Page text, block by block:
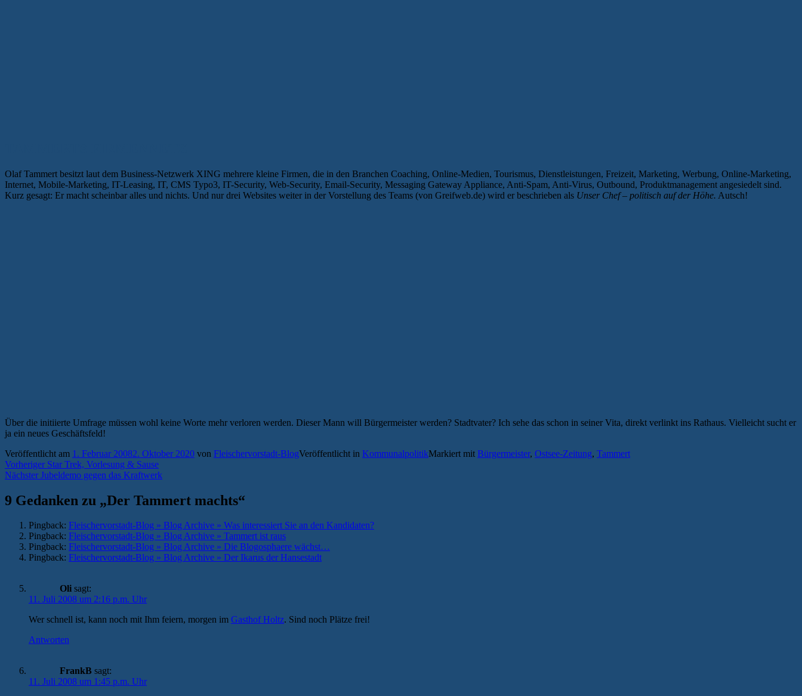
Olaf Tammert besitzt laut dem Business-Netzwerk XING mehrere kleine Firmen, die in den Branchen Coaching, Online-Medien, Tourismus, Dienstleistungen, Freizeit, Marketing, Werbung, Online-Marketing,
Internet, Mobile-Marketing, IT-Leasing, IT, CMS Typo3, IT-Security, Web-Security, Email-Security, Messaging Gateway Appliance, Anti-Spam, Anti-Virus, Outbound, Produktmanagement angesiedelt sind.
Kurz gesagt: Er macht scheinbar alles und nichts. Und nur drei Websites weiter in der Vorstellung des Teams (von Greifweb.de) wird er beschrieben als Unser Chef – politisch auf der Höhe. Autsch!
Über die initiierte Umfrage müssen wohl keine Worte mehr verloren werden. Dieser Mann will Bürgermeister werden? Stadtvater? Ich sehe das schon in seiner Vita, direkt verlinkt ins Rathaus. Vielleicht sucht er
ja ein neues Geschäftsfeld!
Veröffentlicht am 1. Februar 20082. Oktober 2020 von Fleischervorstadt-BlogVeröffentlicht in KommunalpolitikMarkiert mit Bürgermeister, Ostsee-Zeitung, Tammert
Beitragsnavigation
Vorheriger Vorheriger
Beitrag:
Star Trek, Vorlesung & Sause
Nächster Nächster
Jubeldemo gegen das Kraftwerk
9 Gedanken zu „Der Tammert machts“
Pingback: Fleischervorstadt-Blog » Blog Archive » Was interessiert Sie an den Kandidaten?
Pingback: Fleischervorstadt-Blog » Blog Archive » Tammert ist raus
Pingback: Fleischervorstadt-Blog » Blog Archive » Die Blogosphaere wächst…
Pingback: Fleischervorstadt-Blog » Blog Archive » Der Ikarus der Hansestadt
Oli sagt:
11. Juli 2008 um 2:16 p.m. Uhr
Wer schnell ist, kann noch mit Ihm feiern, morgen im Gasthof Holtz. Sind noch Plätze frei!
Antworten
FrankB sagt:
11. Juli 2008 um 1:45 p.m. Uhr